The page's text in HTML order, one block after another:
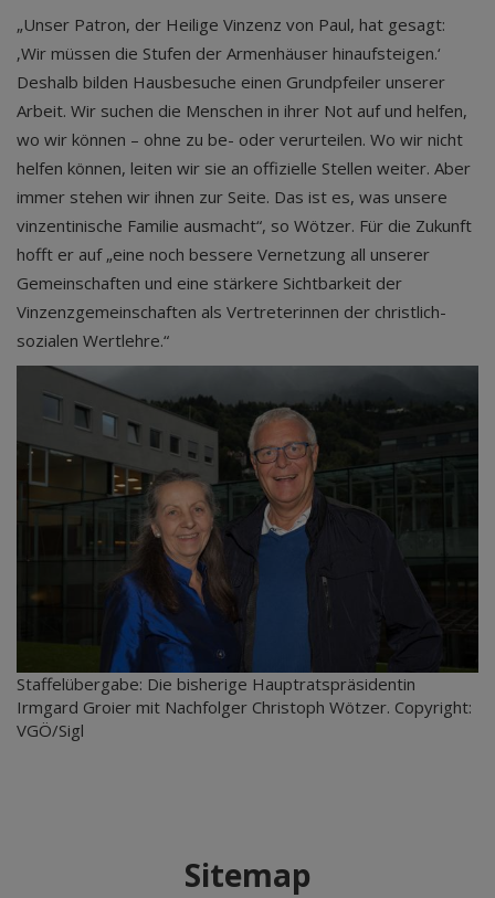
„Unser Patron, der Heilige Vinzenz von Paul, hat gesagt:
‚Wir müssen die Stufen der Armenhäuser hinaufsteigen.‘
Deshalb bilden Hausbesuche einen Grundpfeiler unserer
Arbeit. Wir suchen die Menschen in ihrer Not auf und helfen,
wo wir können – ohne zu be- oder verurteilen. Wo wir nicht
helfen können, leiten wir sie an offizielle Stellen weiter. Aber
immer stehen wir ihnen zur Seite. Das ist es, was unsere
vinzentinische Familie ausmacht“, so Wötzer. Für die Zukunft
hofft er auf „eine noch bessere Vernetzung all unserer
Gemeinschaften und eine stärkere Sichtbarkeit der
Vinzenzgemeinschaften als Vertreterinnen der christlich-
sozialen Wertlehre.“
Staffelübergabe: Die bisherige Hauptratspräsidentin
Irmgard Groier mit Nachfolger Christoph Wötzer. Copyright:
VGÖ/Sigl
Sitemap